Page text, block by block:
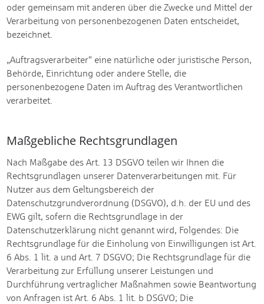
oder gemeinsam mit anderen über die Zwecke und Mittel der
Verarbeitung von personenbezogenen Daten entscheidet,
bezeichnet.
„Auftragsverarbeiter“ eine natürliche oder juristische Person,
Behörde, Einrichtung oder andere Stelle, die
personenbezogene Daten im Auftrag des Verantwortlichen
verarbeitet.
Maßgebliche Rechtsgrundlagen
Nach Maßgabe des Art. 13 DSGVO teilen wir Ihnen die
Rechtsgrundlagen unserer Datenverarbeitungen mit. Für
Nutzer aus dem Geltungsbereich der
Datenschutzgrundverordnung (DSGVO), d.h. der EU und des
EWG gilt, sofern die Rechtsgrundlage in der
Datenschutzerklärung nicht genannt wird, Folgendes: Die
Rechtsgrundlage für die Einholung von Einwilligungen ist Art.
6 Abs. 1 lit. a und Art. 7 DSGVO; Die Rechtsgrundlage für die
Verarbeitung zur Erfüllung unserer Leistungen und
Durchführung vertraglicher Maßnahmen sowie Beantwortung
von Anfragen ist Art. 6 Abs. 1 lit. b DSGVO; Die